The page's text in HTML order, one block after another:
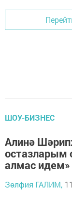
ШОУ-БИЗНЕС
Алинә
остазларым
алмас идем»
Зөлфия ГАЛИМ,